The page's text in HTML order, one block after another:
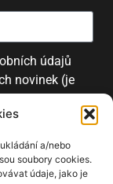
a/nebo
soubory cookies.
údaje, jako je
údajů
novinek (je